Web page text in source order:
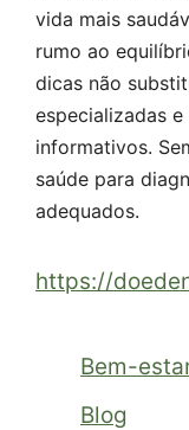
vida mais
rumo ao
dicas não
especializadas
informativos.
saúde para
adequados.
https://
Bem-
Blog